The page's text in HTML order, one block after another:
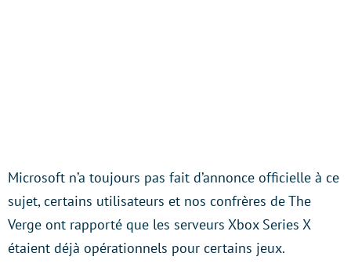
Microsoft n’a toujours pas fait d’annonce officielle à ce
sujet, certains utilisateurs et nos confrères de The
Verge ont rapporté que les serveurs Xbox Series X
étaient déjà opérationnels pour certains jeux.